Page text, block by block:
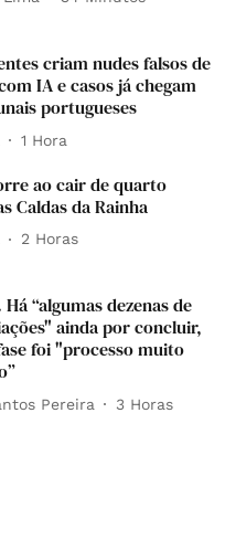
criam nudes falsos de
IA e casos já chegam
portugueses
1 Hora
ao cair de quarto
Caldas da Rainha
2 Horas
“algumas dezenas de
ainda por concluir,
foi "processo muito
Pereira 3 Horas